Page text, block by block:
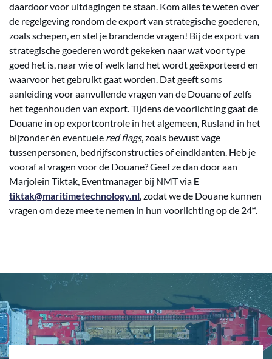
daardoor voor uitdagingen te staan. Kom alles te weten over
de regelgeving rondom de export van strategische goederen,
zoals schepen, en stel je brandende vragen! Bij de export van
strategische goederen wordt gekeken naar wat voor type
goed het is, naar wie of welk land het wordt geëxporteerd en
waarvoor het gebruikt gaat worden. Dat geeft soms
aanleiding voor aanvullende vragen van de Douane of zelfs
het tegenhouden van export. Tijdens de voorlichting gaat de
Douane in op exportcontrole in het algemeen, Rusland in het
bijzonder én eventuele red flags, zoals bewust vage
tussenpersonen, bedrijfsconstructies of eindklanten. Heb je
vooraf al vragen voor de Douane? Geef ze dan door aan
Marjolein Tiktak, Eventmanager bij NMT via E
tiktak@maritimetechnology.nl, zodat we de Douane kunnen
vragen om deze mee te nemen in hun voorlichting op de 24e.